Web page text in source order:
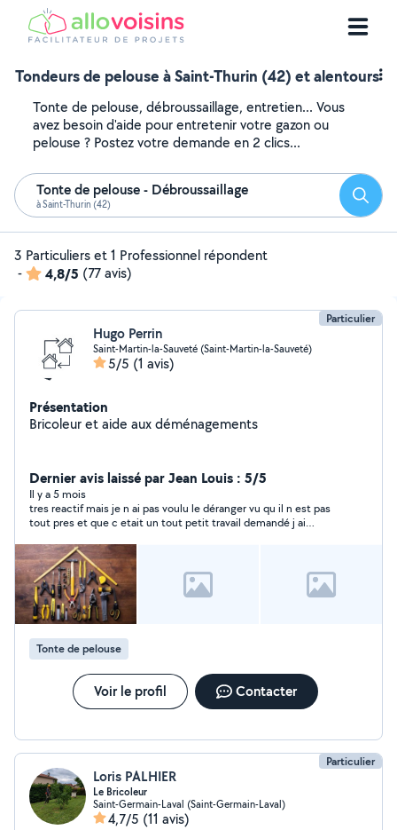
Tondeurs de pelouse à Saint-Thurin (42) et alentours
Tonte de pelouse, débroussaillage, entretien... Vous
avez besoin d'aide pour entretenir votre gazon ou
pelouse ? Postez votre demande en 2 clics...
Tonte de pelouse - Débroussaillage
à Saint-Thurin (42)
3 Particuliers et 1 Professionnel répondent
-
4,8/5 (77 avis)
Particulier
Hugo Perrin
Saint-Martin-la-Sauveté (Saint-Martin-la-Sauveté)
5/5 (1 avis)
Présentation
Bricoleur et aide aux déménagements
Dernier avis laissé par Jean Louis : 5/5
Il y a 5 mois
tres reactif mais je n ai pas voulu le déranger vu qu il n est pas
tout pres et que c etait un tout petit travail demandé j ai
Tonte de pelouse
Voir le profil Contacter
Particulier
Loris PALHIER
Le Bricoleur
Saint-Germain-Laval (Saint-Germain-Laval)
4,7/5 (11 avis)